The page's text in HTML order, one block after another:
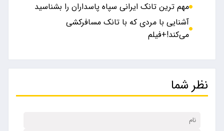
مهم ترین تانک ایرانی سپاه پاسداران را بشناسید
آشنایی با مردی که با تانک مسافرکشی
می‌کند!+فیلم
نظر شما